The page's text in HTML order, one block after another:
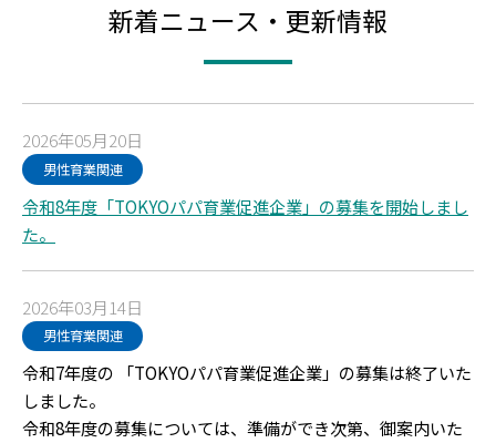
新着ニュース・更新情報
2026年05月20日
男性育業関連
令和8年度「TOKYOパパ育業促進企業」の募集を開始しまし
た。
2026年03月14日
男性育業関連
令和7年度の 「TOKYOパパ育業促進企業」の募集は終了いた
しました。
令和8年度の募集については、準備ができ次第、御案内いた